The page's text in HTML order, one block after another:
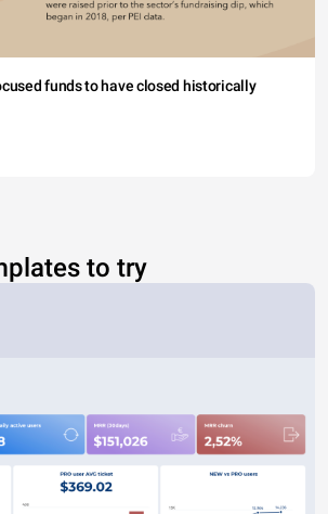
funds to have closed historically
to try